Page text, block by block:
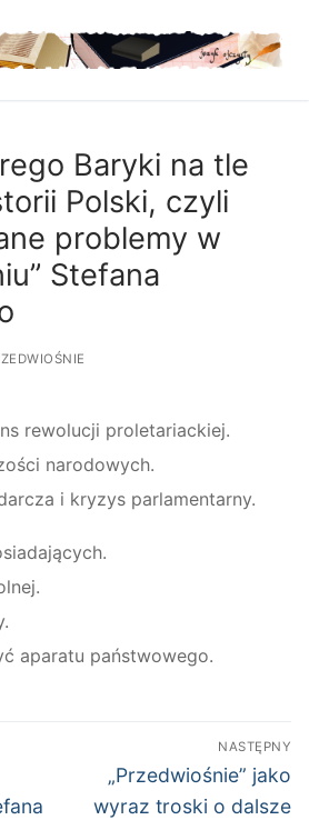
Baryki na tle
Polski, czyli
problemy w
Stefana
rewolucji proletariackiej.
narodowych.
i kryzys parlamentarny.
aparatu państwowego.
NASTĘPNY
Następny
wpis:
„Przedwiośnie” jako
wyraz troski o dalsze